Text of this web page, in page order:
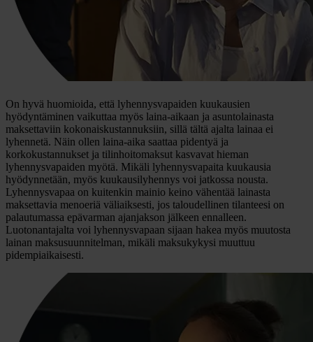
On hyvä huomioida, että lyhennysvapaiden kuukausien
hyödyntäminen vaikuttaa myös laina-aikaan ja asuntolainasta
maksettaviin kokonaiskustannuksiin, sillä tältä ajalta lainaa ei
lyhennetä. Näin ollen laina-aika saattaa pidentyä ja
korkokustannukset ja tilinhoitomaksut kasvavat hieman
lyhennysvapaiden myötä. Mikäli lyhennysvapaita kuukausia
hyödynnetään, myös kuukausilyhennys voi jatkossa nousta.
Lyhennysvapaa on kuitenkin mainio keino vähentää lainasta
maksettavia menoeriä väliaiksesti, jos taloudellinen tilanteesi on
palautumassa epävarman ajanjakson jälkeen ennalleen.
Luotonantajalta voi lyhennysvapaan sijaan hakea myös muutosta
lainan maksusuunnitelman, mikäli maksukykysi muuttuu
pidempiaikaisesti.